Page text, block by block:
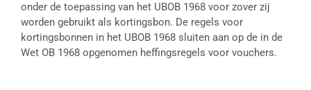
onder de toepassing van het UBOB 1968 voor zover zij
worden gebruikt als kortingsbon. De regels voor
kortingsbonnen in het UBOB 1968 sluiten aan op de in de
Wet OB 1968 opgenomen heffingsregels voor vouchers.